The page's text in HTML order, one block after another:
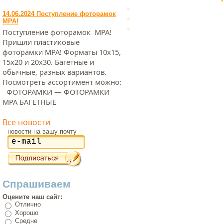
14.06.2024 Поступление фоторамок
МРА!
Поступление фоторамок МРА!
Пришли пластиковые
фоторамки МРА! Форматы 10х15,
15х20 и 20х30. Багетные и
обычные, разных вариантов.
Посмотреть ассортимент можно:
ФОТОРАМКИ — ФОТОРАМКИ
МРА БАГЕТНЫЕ
Все новости
новости на вашу почту
Спрашиваем
Оцените наш сайт:
Отлично
Хорошо
Средне